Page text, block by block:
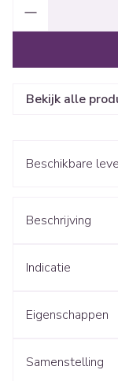
Bekijk alle
Beschikbare
Beschrijving
Indicatie
Eigenschappen
Samenstelling